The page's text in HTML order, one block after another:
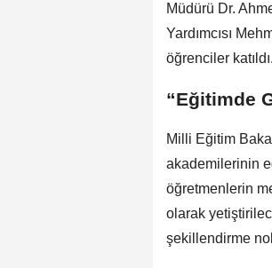
Müdürü Dr.
Yardımcısı
öğrenciler katıldı.
“Eğitimde
Milli Eğitim
akademilerinin
öğretmenlerin
olarak
şekillendirme